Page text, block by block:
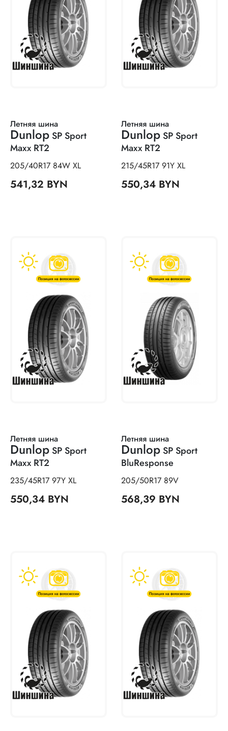
Летняя шина
DunlopSP Sport
Maxx RT2
205/40R17 84W XL
541,32 BYN
Летняя шина
Dunlop SP Sport
Maxx RT2
215/45R17 91Y XL
550,34 BYN
Летняя шина
DunlopSP Sport
Maxx RT2
235/45R17 97Y XL
550,34 BYN
Летняя шина
Dunlop SP Sport
BluResponse
205/50R17 89V
568,39 BYN